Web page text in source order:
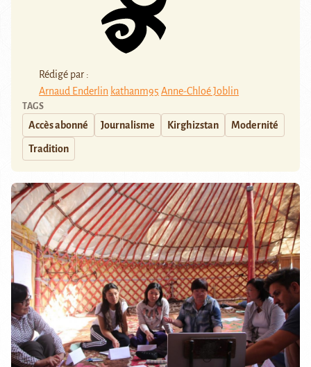
Rédigé par :
Arnaud Enderlin kathanm95 Anne-Chloé Joblin
TAGS
Accès abonné Journalisme Kirghizstan Modernité
Tradition